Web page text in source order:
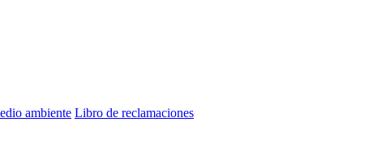
ambiente Libro de reclamaciones